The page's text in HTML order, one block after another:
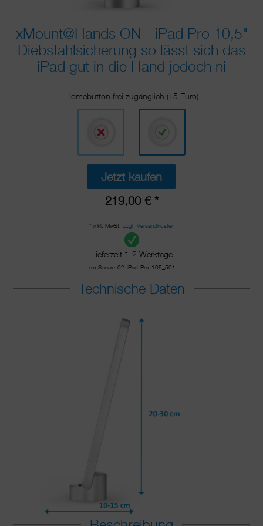
xMount@Hands ON - iPad Pro 10,5"
Diebstahlsicherung so lässt sich das
iPad gut in die Hand jedoch ni
Homebutton frei zugänglich (+5 Euro)
Jetzt kaufen
219,00 € *
* inkl. MwSt. zzgl. Versandkosten
Lieferzeit 1-2 Werktage
xm-Secure-02-iPad-Pro-105_501
Technische Daten